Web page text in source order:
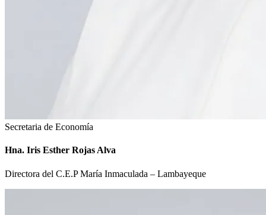
Secretaria de Economía
Hna. Iris Esther Rojas Alva
Directora del C.E.P María Inmaculada – Lambayeque